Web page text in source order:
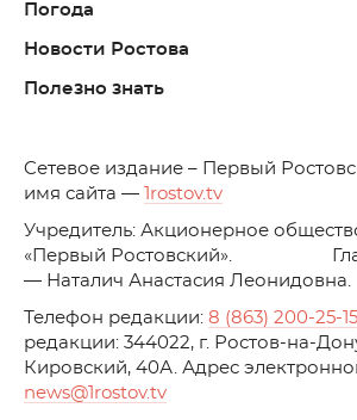
Погода
Новости Ростова
Полезно знать
Cетевое издание – Первый
имя сайта —
1rostov.tv
Учредитель: Акционерное
«Первый Ростовский».
— Наталич Анастасия Леонидовна.
Телефон редакции: 8 (863) 200-25-15
редакции: 344022, г. Ростов-на-
Кировский, 40А. Адрес
news@1rostov.tv